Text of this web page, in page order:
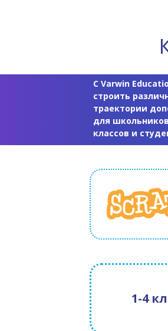
С Varwin
строить
траектории
для
классов и
1-4